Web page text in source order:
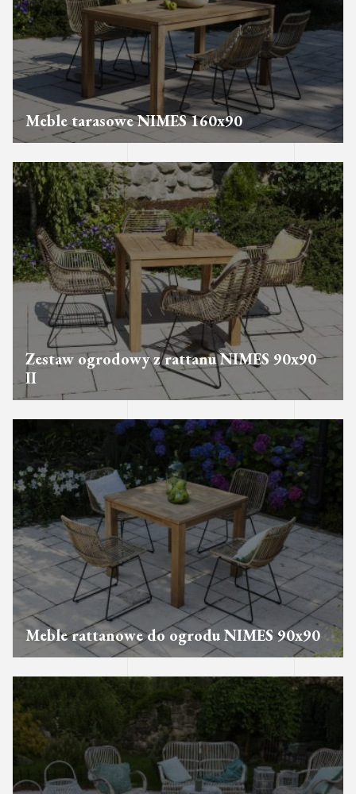
Meble tarasowe NIMES 160x90
Zestaw ogrodowy z rattanu NIMES 90x90
II
Meble rattanowe do ogrodu NIMES 90x90